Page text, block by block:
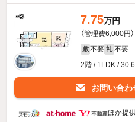
7.75万円
（管理費6,000円）
敷 不要 礼 不要
2階 / 1LDK /
お問い合わ
ほか提